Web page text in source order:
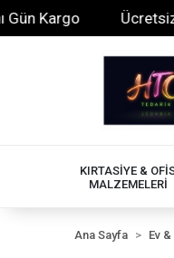
Ücretsiz
KIRTASİYE &
MALZEMELERİ
Ana Sayfa Ev